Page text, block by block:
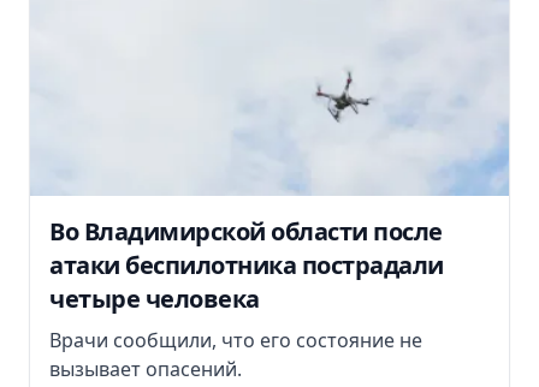
Во Владимирской области после
атаки беспилотника пострадали
четыре человека
Врачи сообщили, что его состояние не
вызывает опасений.